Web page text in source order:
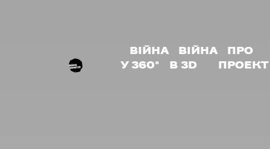
ВІЙНА
У 360°
ВІЙНА
В 3D
ПРО
ПРОЕКТ